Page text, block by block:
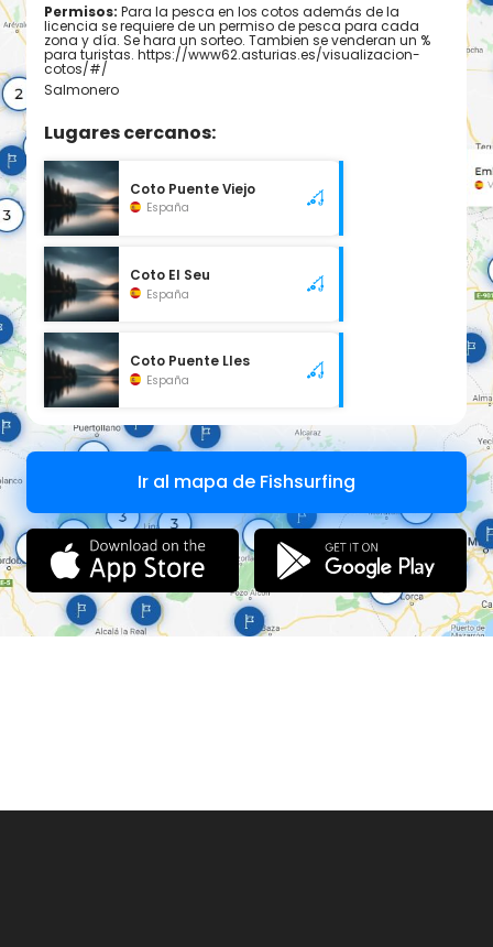
Permisos: Para la pesca en los cotos además de la
licencia se requiere de un permiso de pesca para cada
zona y día. Se hara un sorteo. Tambien se venderan un %
para turistas. https://www62.asturias.es/visualizacion-
cotos/#/
Salmonero
Lugares cercanos:
Coto Puente Viejo
España
Coto El Seu
España
Coto Puente Lles
España
Ir al mapa de Fishsurfing